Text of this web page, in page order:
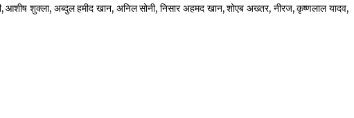
आशीष शुक्ला, अब्दुल हमीद खान, अनिल सोनी, निसार अहमद खान, शोएब अख्तर, नीरज, कृष्णलाल यादव,